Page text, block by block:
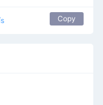
Copy